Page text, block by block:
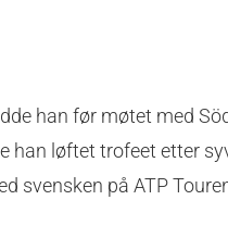
han før møtet med
han løftet trofeet etter
svensken på ATP